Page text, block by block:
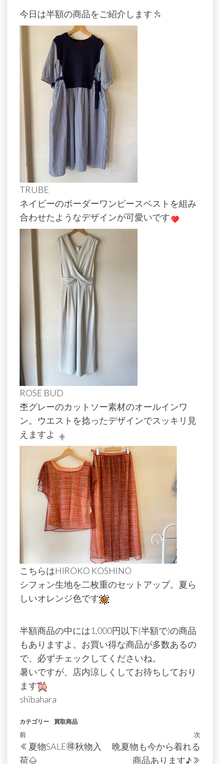
今日は半額の商品をご紹介します
TRUBE
ネイビーのボーダーワンピースベストを組み
合わせたようなデザインが可愛いです
ROSE BUD
杢グレーのカットソー素材のオールインワ
ン。ウエストを捻ったデザインでスッキリ見
えますよ
こちらはHIROKO KOSHINO
シフォン生地を二枚重のセットアップ。夏ら
しいオレンジ色です
半額商品の中には1,000円以下(半額で)の商品
もありますよ。お買い得な商品が多数あるの
で、必ずチェックしてくださいね。
暑いですが、店内涼しくしてお待ちしており
ます
shibahara
カテゴリー 買取商品
投
稿
過
去
前
夏物SALE🉐秋物入
荷🌰
次
次
晩夏物も今から着れる
商品あります♪